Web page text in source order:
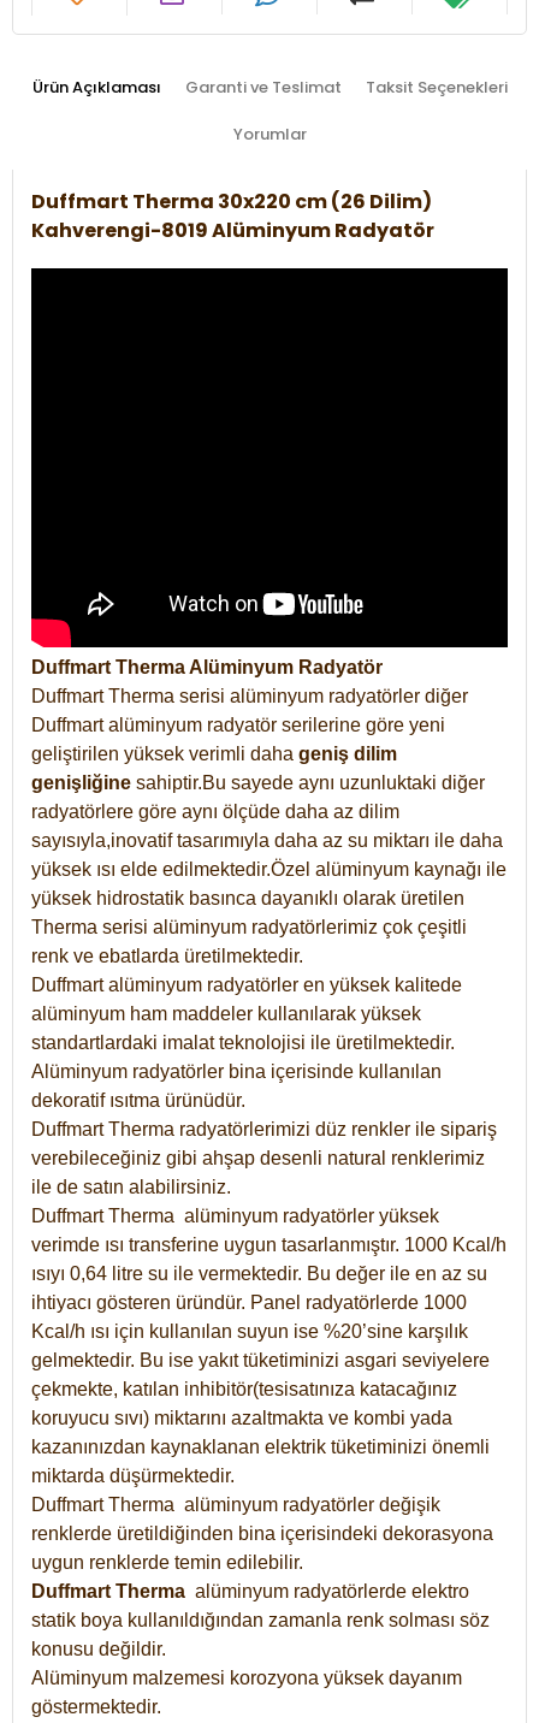
Ürün Açıklaması Garanti ve Teslimat Taksit Seçenekleri
Yorumlar
Duffmart Therma 30x220 cm (26 Dilim)
Kahverengi-8019 Alüminyum Radyatör
Duffmart Therma Alüminyum Radyatör
Duffmart Therma serisi alüminyum radyatörler diğer
Duffmart alüminyum radyatör serilerine göre yeni
geliştirilen yüksek verimli daha geniş dilim
genişliğine sahiptir.Bu sayede aynı uzunluktaki diğer
radyatörlere göre aynı ölçüde daha az dilim
sayısıyla,inovatif tasarımıyla daha az su miktarı ile daha
yüksek ısı elde edilmektedir.Özel alüminyum kaynağı ile
yüksek hidrostatik basınca dayanıklı olarak üretilen
Therma serisi alüminyum radyatörlerimiz çok çeşitli
renk ve ebatlarda üretilmektedir.
Duffmart alüminyum radyatörler en yüksek kalitede
alüminyum ham maddeler kullanılarak yüksek
standartlardaki imalat teknolojisi ile üretilmektedir.
Alüminyum radyatörler bina içerisinde kullanılan
dekoratif ısıtma ürünüdür.
Duffmart Therma radyatörlerimizi düz renkler ile sipariş
verebileceğiniz gibi ahşap desenli natural renklerimiz
ile de satın alabilirsiniz.
Duffmart Therma alüminyum radyatörler yüksek
verimde ısı transferine uygun tasarlanmıştır. 1000 Kcal/h
ısıyı 0,64 litre su ile vermektedir. Bu değer ile en az su
ihtiyacı gösteren üründür. Panel radyatörlerde 1000
Kcal/h ısı için kullanılan suyun ise %20’sine karşılık
gelmektedir. Bu ise yakıt tüketiminizi asgari seviyelere
çekmekte, katılan inhibitör(tesisatınıza katacağınız
koruyucu sıvı) miktarını azaltmakta ve kombi yada
kazanınızdan kaynaklanan elektrik tüketiminizi önemli
miktarda düşürmektedir.
Duffmart Therma alüminyum radyatörler değişik
renklerde üretildiğinden bina içerisindeki dekorasyona
uygun renklerde temin edilebilir.
Duffmart Therma alüminyum radyatörlerde elektro
statik boya kullanıldığından zamanla renk solması söz
konusu değildir.
Alüminyum malzemesi korozyona yüksek dayanım
göstermektedir.